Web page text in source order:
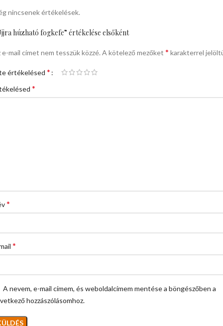
nincsenek értékelések.
húzható fogkefe” értékelése elsőként
e-mail címet nem tesszük közzé. A kötelező mezőket * karakterrel
értékelésed *
*
*
*
A nevem, e-mail címem, és weboldalcímem mentése a böngészőben a
hozzászólásomhoz.